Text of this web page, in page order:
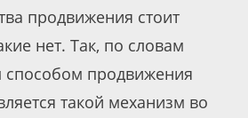
продвижения стоит
нет. Так, по словам
продвижения
такой механизм во